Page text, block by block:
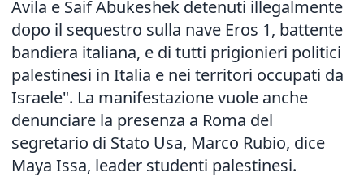
Avila e Saif Abukeshek detenuti illegalmente
dopo il sequestro sulla nave Eros 1, battente
bandiera italiana, e di tutti prigionieri politici
palestinesi in Italia e nei territori occupati da
Israele". La manifestazione vuole anche
denunciare la presenza a Roma del
segretario di Stato Usa, Marco Rubio, dice
Maya Issa, leader studenti palestinesi.